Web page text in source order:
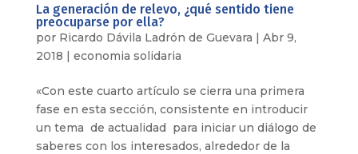
La generación de relevo, ¿qué sentido tiene
preocuparse por ella?
por Ricardo Dávila Ladrón de Guevara | Abr 9,
2018 | economia solidaria
«Con este cuarto artículo se cierra una primera
fase en esta sección, consistente en introducir
un tema de actualidad para iniciar un diálogo de
saberes con los interesados, alrededor de la